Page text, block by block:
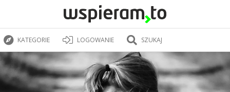
KATEGORIE LOGOWANIE SZUKAJ